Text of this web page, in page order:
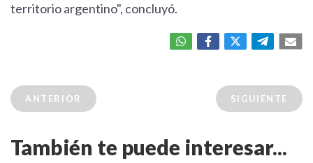
territorio argentino", concluyó.
ANTERIOR SIGUIENTE
También te puede interesar...